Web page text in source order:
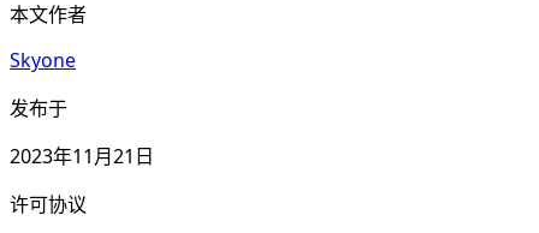
本文作者
Skyone
发布于
2023年11月21日
许可协议